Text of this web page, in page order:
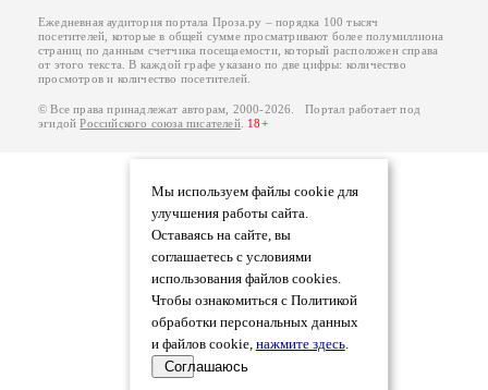
Мы используем файлы cookie для
улучшения работы сайта.
Оставаясь на сайте, вы
соглашаетесь с условиями
использования файлов cookies.
Чтобы ознакомиться с Политикой
обработки персональных данных
и файлов cookie, нажмите здесь.
Соглашаюсь
Ежедневная аудитория портала Проза.ру – порядка 100 тысяч
посетителей, которые в общей сумме просматривают более полумиллиона
страниц по данным счетчика посещаемости, который расположен справа
от этого текста. В каждой графе указано по две цифры: количество
просмотров и количество посетителей.
© Все права принадлежат авторам, 2000-2026. Портал работает под
эгидойРоссийского союза писателей. 18+